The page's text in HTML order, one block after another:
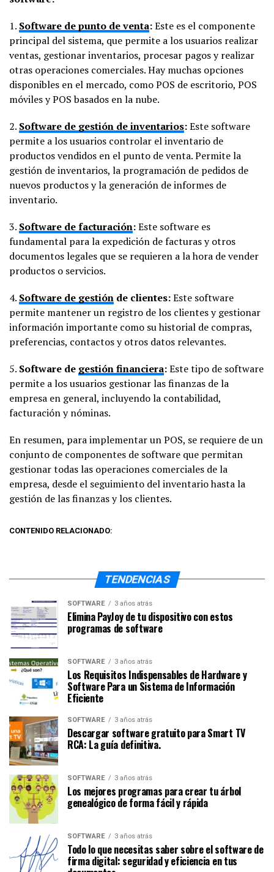
1. Software de punto de venta:Este es el componente
principal del sistema, que permite a los usuarios realizar
ventas, gestionar inventarios, procesar pagos y realizar
otras operaciones comerciales. Hay muchas opciones
disponibles en el mercado, como POS de escritorio, POS
móviles y POS basados en la nube.
2. Software de gestión de inventarios:Este software
permite a los usuarios controlar el inventario de
productos vendidos en el punto de venta. Permite la
gestión de inventarios, la programación de pedidos de
nuevos productos y la generación de informes de
inventario.
3. Software de facturación:Este software es
fundamental para la expedición de facturas y otros
documentos legales que se requieren a la hora de vender
productos o servicios.
4. Software de gestión de clientes:Este software
permite mantener un registro de los clientes y gestionar
información importante como su historial de compras,
preferencias, contactos y otros datos relevantes.
5. Software de gestión financiera:Este tipo de software
permite a los usuarios gestionar las finanzas de la
empresa en general, incluyendo la contabilidad,
facturación y nóminas.
En resumen, para implementar un POS, se requiere de un
conjunto de componentes de software que permitan
gestionar todas las operaciones comerciales de la
empresa, desde el seguimiento del inventario hasta la
gestión de las finanzas y los clientes.
CONTENIDO RELACIONADO:
TENDENCIAS
SOFTWARE 3 años atrás
Elimina PayJoy de tu dispositivo con estos
programas de software
SOFTWARE 3 años atrás
Los Requisitos Indispensables de Hardware y
Software Para un Sistema de Información
Eficiente
SOFTWARE 3 años atrás
Descargar software gratuito para Smart TV
RCA: La guía definitiva.
SOFTWARE 3 años atrás
Los mejores programas para crear tu árbol
genealógico de forma fácil y rápida
SOFTWARE 3 años atrás
Todo lo que necesitas saber sobre el software de
firma digital: seguridad y eficiencia en tus